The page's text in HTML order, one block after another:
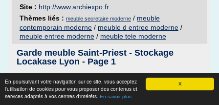
X
En poursuivant votre navigation sur ce site, vous acceptez
l'utilisation de cookies pour vous proposer des contenus et
services adaptés à vos centres d'intérêts. En savoir plus
Site : http://www.archiexpo.fr
Thèmes liés : meuble secretaire moderne / meuble
contemporain moderne / meuble d entree moderne /
meuble entree moderne / meuble tele moderne
Garde meuble Saint-Priest - Stockage
Locakase Lyon - Page 1
Informations additionnelles sur les espaces de stockage
Garde-meuble Lyon et location box à Saint-Priest
Situé à moins de 5 minutes de Melun, votre centre de